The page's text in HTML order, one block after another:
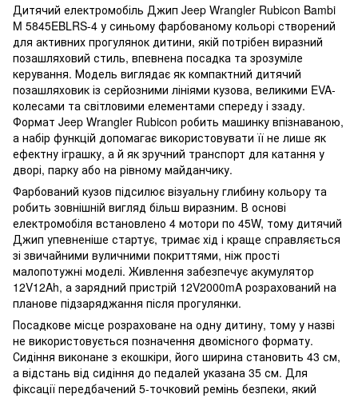
Дитячий електромобіль Джип Jeep Wrangler Rubicon Bambi
M 5845EBLRS-4 у синьому фарбованому кольорі створений
для активних прогулянок дитини, якій потрібен виразний
позашляховий стиль, впевнена посадка та зрозуміле
керування. Модель виглядає як компактний дитячий
позашляховик із серйозними лініями кузова, великими EVA-
колесами та світловими елементами спереду і ззаду.
Формат Jeep Wrangler Rubicon робить машинку впізнаваною,
а набір функцій допомагає використовувати її не лише як
ефектну іграшку, а й як зручний транспорт для катання у
дворі, парку або на рівному майданчику.
Фарбований кузов підсилює візуальну глибину кольору та
робить зовнішній вигляд більш виразним. В основі
електромобіля встановлено 4 мотори по 45W, тому дитячий
Джип упевненіше стартує, тримає хід і краще справляється
зі звичайними вуличними покриттями, ніж прості
малопотужні моделі. Живлення забезпечує акумулятор
12V12Ah, а зарядний пристрій 12V2000mA розрахований на
планове підзаряджання після прогулянки.
Посадкове місце розраховане на одну дитину, тому у назві
не використовується позначення двомісного формату.
Сидіння виконане з екошкіри, його ширина становить 43 см,
а відстань від сидіння до педалей указана 35 см. Для
фіксації передбачений 5-точковий ремінь безпеки, який